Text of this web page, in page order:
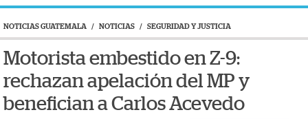
NOTICIAS GUATEMALA / NOTICIAS / SEGURIDAD Y JUSTICIA
Motorista embestido en Z-9:
rechazan apelación del MP y
benefician a Carlos Acevedo